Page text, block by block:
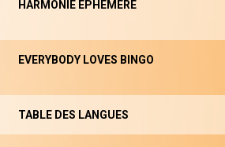
HARMONIE EPHÉMÈRE
EVERYBODY LOVES BINGO
TABLE DES LANGUES